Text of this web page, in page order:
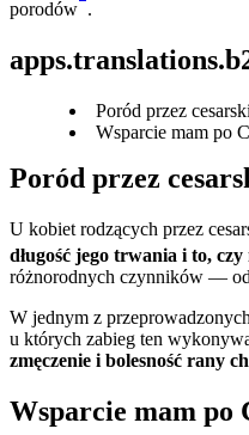
porodów .
Poród przez
Wsparcie mam po
Poród przez
U kobiet rodzących przez
długość jego trwania i to,
różnorodnych czynników — od
W jednym z
u których zabieg ten
zmęczenie i bolesność rany
Wsparcie mam po